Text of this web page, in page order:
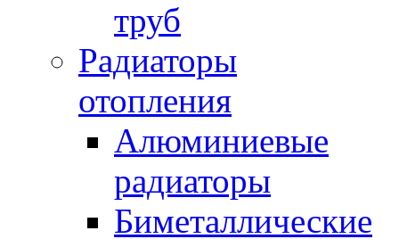
труб
Радиаторы
отопления
Алюминиевые
радиаторы
Биметаллические